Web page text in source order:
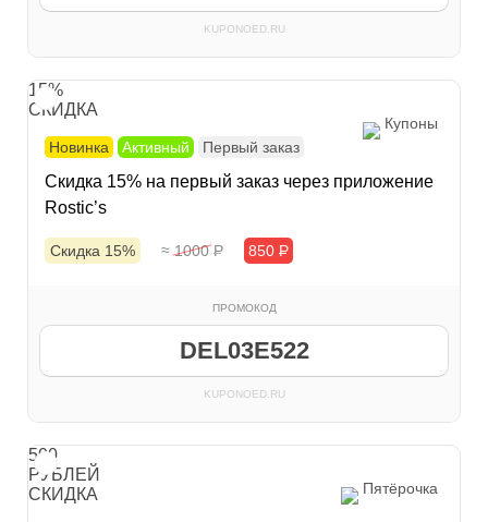
KUPONOED.RU
15%
СКИДКА
Купоны
Новинка
Активный Первый заказ
Скидка 15% на первый заказ через приложение
Rostic’s
Скидка 15% ≈ 1000Р 850 Р
ПРОМОКОД
DEL03E522
KUPONOED.RU
500
РУБЛЕЙ
СКИДКА
Пятёрочка